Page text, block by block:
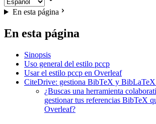
En esta página
En esta página
Sinopsis
Uso general del estilo pccp
Usar el estilo pccp en Overleaf
CiteDrive: gestiona BibTeX y
¿Buscas una herramienta
gestionar tus referencias BibTeX
Overleaf?